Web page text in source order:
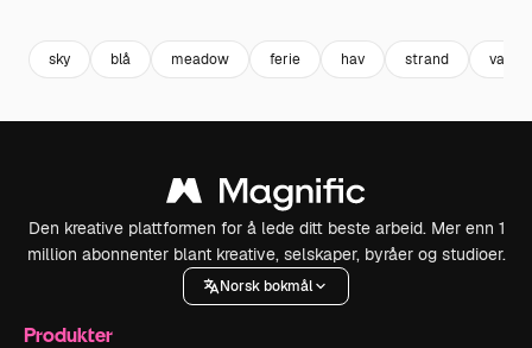
sky blå meadow ferie hav strand vann
Den kreative plattformen for å lede ditt beste arbeid. Mer enn 1
million abonnenter blant kreative, selskaper, byråer og studioer.
Norsk bokmål
Produkter